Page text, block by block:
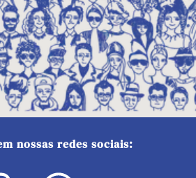
nossas redes sociais: